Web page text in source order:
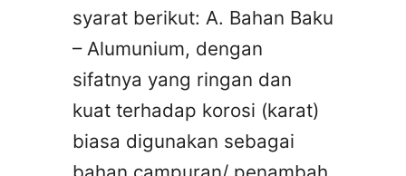
syarat berikut: A. Bahan Baku
– Alumunium, dengan
sifatnya yang ringan dan
kuat terhadap korosi (karat)
biasa digunakan sebagai